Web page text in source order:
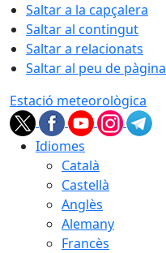
Saltar a la capçalera
Saltar al contingut
Saltar a relacionats
Saltar al peu de pàgina
Estació meteorològica
Idiomes
Català
Castellà
Anglès
Alemany
Francès